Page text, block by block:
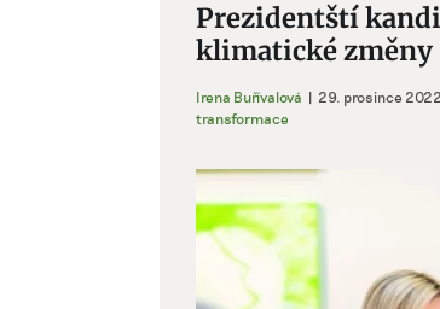
Prezidentští
klimatické změny
Irena Buřívalová | 29. prosince 2022
transformace
Zobrazit
větší
obrázek